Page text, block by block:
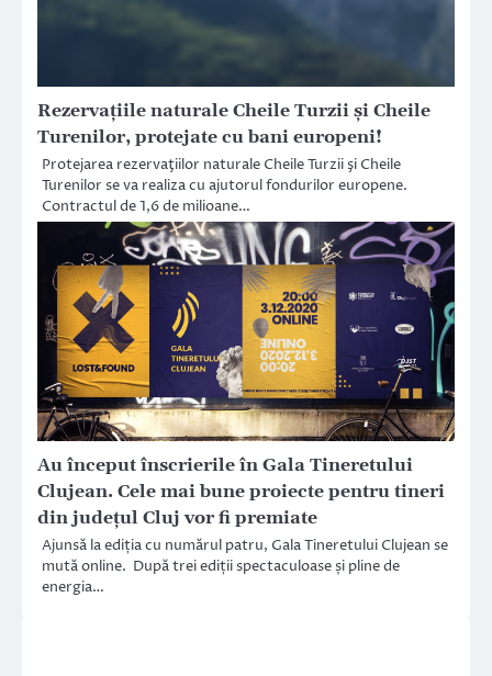
Rezervaţiile naturale Cheile Turzii şi Cheile
Turenilor, protejate cu bani europeni!
Protejarea rezervaţiilor naturale Cheile Turzii şi Cheile
Turenilor se va realiza cu ajutorul fondurilor europene.
Contractul de 1,6 de milioane…
Au început înscrierile în Gala Tineretului
Clujean. Cele mai bune proiecte pentru tineri
din județul Cluj vor fi premiate
Ajunsă la ediția cu numărul patru, Gala Tineretului Clujean se
mută online. După trei ediții spectaculoase și pline de
energia…